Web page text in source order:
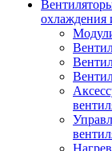
охлаждения